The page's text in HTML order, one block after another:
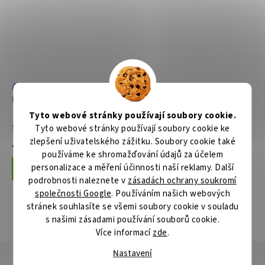
Tyto webové stránky používají soubory cookie.
Tyto webové stránky používají soubory cookie ke
zlepšení uživatelského zážitku. Soubory cookie také
používáme ke shromažďování údajů za účelem
personalizace a měření účinnosti naší reklamy. Další
podrobnosti naleznete v zásadách ochrany soukromí
společnosti Google. Používáním našich webových
stránek souhlasíte se všemi soubory cookie v souladu
s našimi zásadami používání souborů cookie.
Více informacízde.
Nastavení
Aku rázový utahovák 1/2"
Li-ion LXT 18V/5,0Ah
Skladem
15 514 Kč
Do košíku
Aku rázový utahovák 1/2"
Skladem
8 946 Kč
Do košíku
ZOBRAZIT VŠECHNY SOUVISEJÍCÍ PRODUKTY
Diskuze